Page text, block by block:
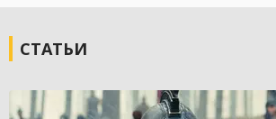
СТАТЬИ